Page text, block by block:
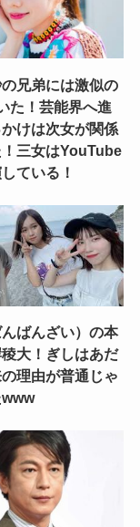
兄弟には激似の
た！芸能界へ進
けは次女が関係
！三女はYouTube
ている！
ばんざい）の本
大！ぎしはあだ
理由が普通じゃ